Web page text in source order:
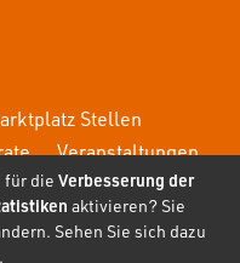
Stellen
Veranstaltungen
für die Verbesserung der
aktivieren? Sie
Sehen Sie sich dazu